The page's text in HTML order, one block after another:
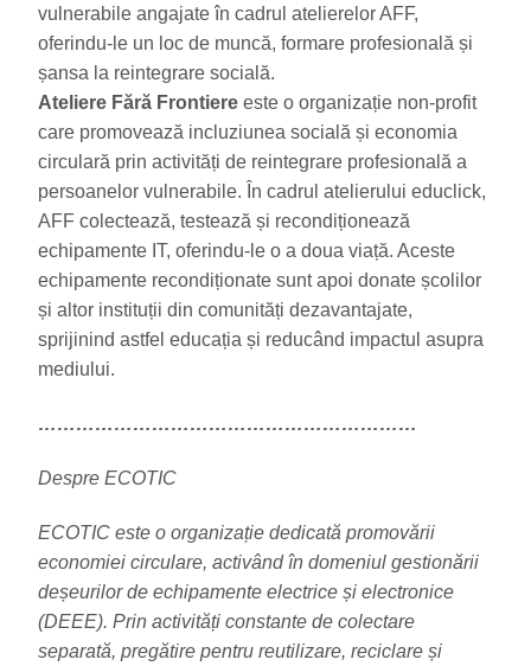
vulnerabile angajate în cadrul atelierelor AFF,
oferindu-le un loc de muncă, formare profesională și
șansa la reintegrare socială.
Ateliere Fără Frontiere este o organizație non-profit
care promovează incluziunea socială și economia
circulară prin activități de reintegrare profesională a
persoanelor vulnerabile. În cadrul atelierului educlick,
AFF colectează, testează și recondiționează
echipamente IT, oferindu-le o a doua viață. Aceste
echipamente recondiționate sunt apoi donate școlilor
și altor instituții din comunități dezavantajate,
sprijinind astfel educația și reducând impactul asupra
mediului.
……………………………………………………
Despre ECOTIC
ECOTIC este o organizație dedicată promovării
economiei circulare, activând în domeniul gestionării
deșeurilor de echipamente electrice și electronice
(DEEE). Prin activități constante de colectare
separată, pregătire pentru reutilizare, reciclare și